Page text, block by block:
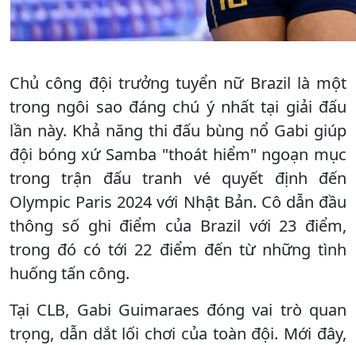
Chủ công đội trưởng tuyển nữ Brazil là một
trong ngôi sao đáng chú ý nhất tại giải đấu
lần này. Khả năng thi đấu bùng nổ Gabi giúp
đội bóng xứ Samba "thoát hiểm" ngoạn mục
trong trận đấu tranh vé quyết định đến
Olympic Paris 2024 với Nhật Bản. Cô dẫn đầu
thông số ghi điểm của Brazil với 23 điểm,
trong đó có tới 22 điểm đến từ những tình
huống tấn công.
Tại CLB, Gabi Guimaraes đóng vai trò quan
trọng, dẫn dắt lối chơi của toàn đội. Mới đây,